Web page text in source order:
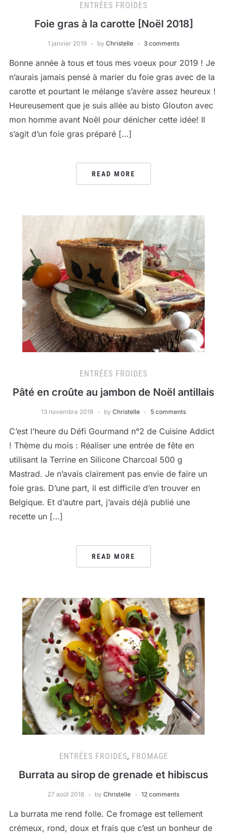
ENTRÉES FROIDES
Foie gras à la carotte [Noël 2018]
1 janvier 2019 by Christelle 3 comments
Bonne année à tous et tous mes voeux pour 2019 ! Je
n’aurais jamais pensé à marier du foie gras avec de la
carotte et pourtant le mélange s’avère assez heureux !
Heureusement que je suis allée au bisto Glouton avec
mon homme avant Noël pour dénicher cette idée! Il
s’agit d’un foie gras préparé […]
READ MORE
ENTRÉES FROIDES
Pâté en croûte au jambon de Noël antillais
13 novembre 2018 by Christelle 5 comments
C’est l’heure du Défi Gourmand n°2 de Cuisine Addict
! Thème du mois : Réaliser une entrée de fête en
utilisant la Terrine en Silicone Charcoal 500 g
Mastrad. Je n’avais clairement pas envie de faire un
foie gras. D’une part, il est difficile d’en trouver en
Belgique. Et d’autre part, j’avais déjà publié une
recette un […]
READ MORE
ENTRÉES FROIDES, FROMAGE
Burrata au sirop de grenade et hibiscus
27 août 2018 by Christelle 12 comments
La burrata me rend folle. Ce fromage est tellement
crémeux, rond, doux et frais que c’est un bonheur de